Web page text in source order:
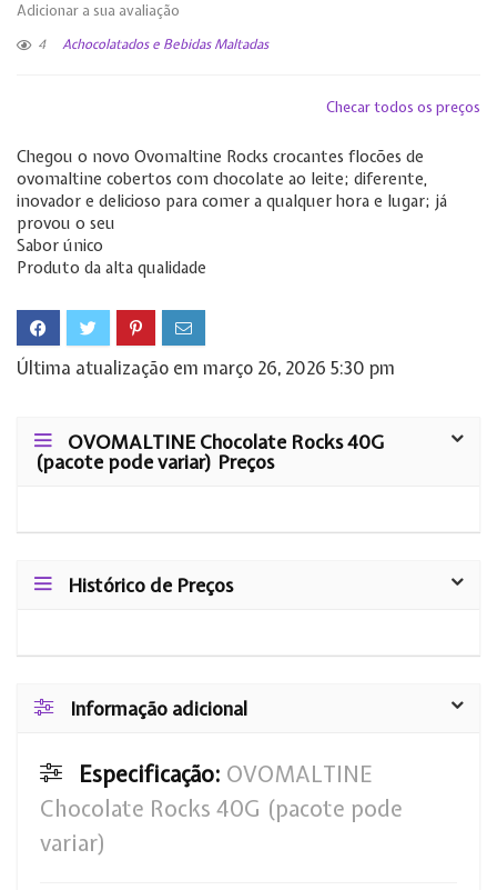
Adicionar a sua avaliação
4 Achocolatados e Bebidas Maltadas
Checar todos os preços
Chegou o novo Ovomaltine Rocks crocantes flocões de
ovomaltine cobertos com chocolate ao leite; diferente,
inovador e delicioso para comer a qualquer hora e lugar; já
provou o seu
Sabor único
Produto da alta qualidade
Última atualização em março 26, 2026 5:30 pm
OVOMALTINE Chocolate Rocks 40G
(pacote pode variar) Preços
Histórico de Preços
Informação adicional
Especificação: OVOMALTINE
Chocolate Rocks 40G (pacote pode
variar)